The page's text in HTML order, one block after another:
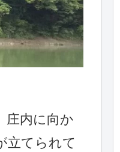
庄内に向か
立てられて